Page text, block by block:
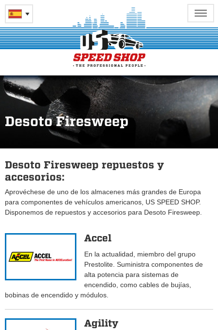
Desoto Firesweep
Desoto Firesweep repuestos y
accesorios:
Aprovéchese de uno de los almacenes más grandes de Europa
para componentes de vehículos americanos, US SPEED SHOP.
Disponemos de repuestos y accesorios para Desoto Firesweep.
Accel
En la actualidad, miembro del grupo
Prestolite. Suministra componentes de
alta potencia para sistemas de
encendido, como cables de bujías,
bobinas de encendido y módulos.
Agility